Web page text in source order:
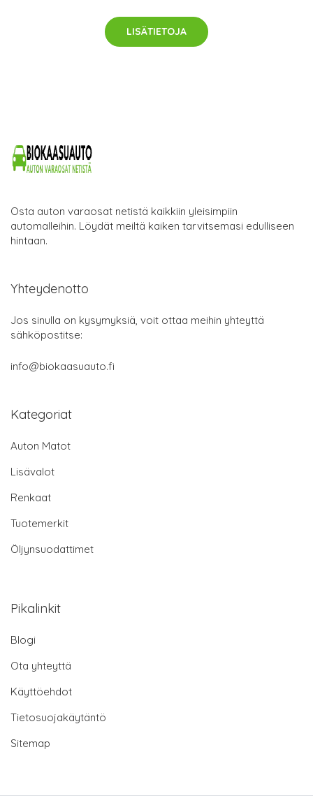
LISÄTIETOJA
Osta auton varaosat netistä kaikkiin yleisimpiin
automalleihin. Löydät meiltä kaiken tarvitsemasi edulliseen
hintaan.
Yhteydenotto
Jos sinulla on kysymyksiä, voit ottaa meihin yhteyttä
sähköpostitse:
info@biokaasuauto.fi
Kategoriat
Auton Matot
Lisävalot
Renkaat
Tuotemerkit
Öljynsuodattimet
Pikalinkit
Blogi
Ota yhteyttä
Käyttöehdot
Tietosuojakäytäntö
Sitemap